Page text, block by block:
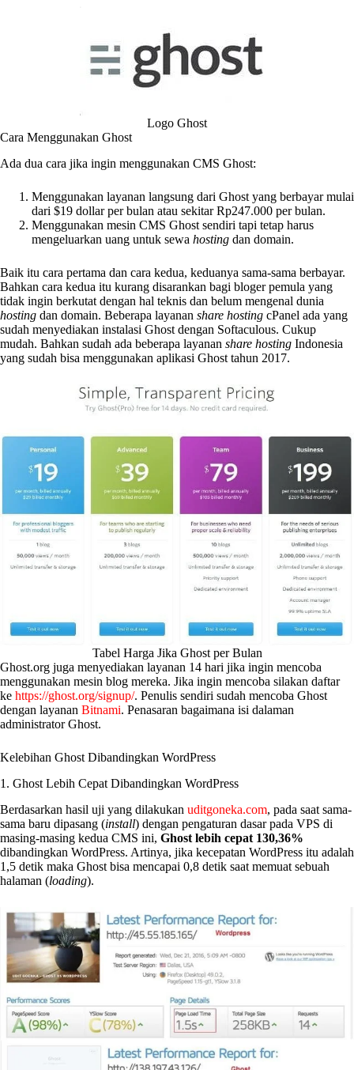
Logo Ghost
Cara Menggunakan Ghost
Ada dua cara jika ingin menggunakan CMS Ghost:
Menggunakan layanan langsung dari Ghost yang berbayar mulai
dari $19 dollar per bulan atau sekitar Rp247.000 per bulan.
Menggunakan mesin CMS Ghost sendiri tapi tetap harus
mengeluarkan uang untuk sewa hosting dan domain.
Baik itu cara pertama dan cara kedua, keduanya sama-sama berbayar.
Bahkan cara kedua itu kurang disarankan bagi bloger pemula yang
tidak ingin berkutat dengan hal teknis dan belum mengenal dunia
hosting dan domain. Beberapa layanan share hosting cPanel ada yang
sudah menyediakan instalasi Ghost dengan Softaculous. Cukup
mudah. Bahkan sudah ada beberapa layanan share hosting Indonesia
yang sudah bisa menggunakan aplikasi Ghost tahun 2017.
Tabel Harga Jika Ghost per Bulan
Ghost.org juga menyediakan layanan 14 hari jika ingin mencoba
menggunakan mesin blog mereka. Jika ingin mencoba silakan daftar
ke https://ghost.org/signup/. Penulis sendiri sudah mencoba Ghost
dengan layanan Bitnami. Penasaran bagaimana isi dalaman
administrator Ghost.
Kelebihan Ghost Dibandingkan WordPress
1. Ghost Lebih Cepat Dibandingkan WordPress
Berdasarkan hasil uji yang dilakukan uditgoneka.com, pada saat sama-
sama baru dipasang (install) dengan pengaturan dasar pada VPS di
masing-masing kedua CMS ini, Ghost lebih cepat 130,36%
dibandingkan WordPress. Artinya, jika kecepatan WordPress itu adalah
1,5 detik maka Ghost bisa mencapai 0,8 detik saat memuat sebuah
halaman (loading).